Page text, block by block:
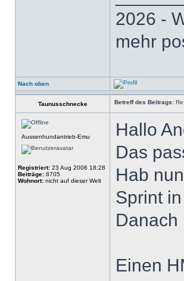
2026 -
mehr
Nach oben
Taunusschnecke Betreff des Beitrags:
Aussenhundantrieb-Emu
Registriert: 23 Aug 2006 18:28
Beiträge: 8705
Wohnort: nicht auf dieser Welt
Hallo
Das
Hab
Sprint
Danach
Einen